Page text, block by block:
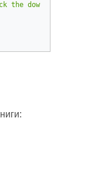
the download